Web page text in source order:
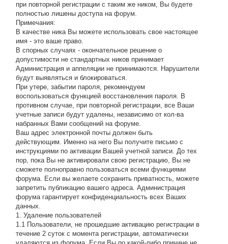
при повторной регистрации с таким же ником, Вы будете
полностью лишены доступа на форум.
Примечания:
В качестве ника Вы можете использовать свое настоящее
имя - это ваше право.
В спорных случаях - окончательное решение о
допустимости не стандартных ников принимает
Администрация и аппеляции не принимаются. Нарушители
будут выявляться и блокироваться.
При утере, забытии пароля, рекомендуем
воспользоваться функцией восстановления пароля. В
противном случае, при повторной регистрации, все Ваши
учетные записи будут удалены, независимо от кол-ва
набранных Вами сообщений на форуме.
Ваш адрес электронной почты должен быть
действующим. Именно на него Вы получите письмо с
инструкциями по активации Вашей учетной записи. До тех
пор, пока Вы не активировали свою регистрацию, Вы не
сможете полноправно пользоваться всеми функциями
форума. Если вы желаете сохранить приватность, можете
запретить публикацию вашего адреса. Администрация
форума гарантирует конфиденциальность всех Ваших
данных.
1. Удаление пользователей
1.1 Пользователи, не прошедшие активацию регистрации в
течение 2 суток с момента регистрации, автоматически